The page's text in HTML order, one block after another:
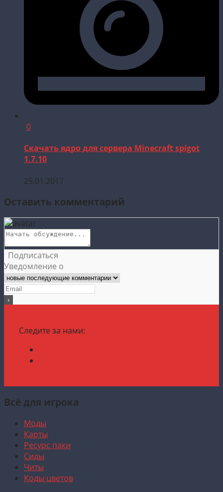
0
Скачать ядро для сервера Minecraft spigot
1.7.10
25.01.2017
Оставить комментарий
Подписаться
Уведомление о
Следите за нами:
Всё для игрока
Моды
Карты
Ресурс паки
Сиды
Читы
Коды цветов